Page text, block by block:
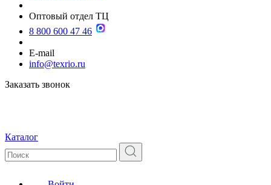
Оптовый отдел ТЦ
8 800 600 47 46
E-mail
info@texrio.ru
Заказать звонок
Каталог